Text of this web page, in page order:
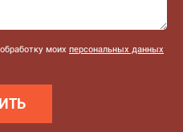
моих персональных данных